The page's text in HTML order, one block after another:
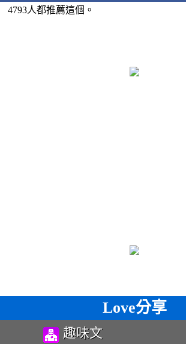
4793人都推薦這個。
Love分享
趣味文